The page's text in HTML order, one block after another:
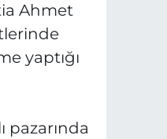
Ahmet
yaptığı
pazarında